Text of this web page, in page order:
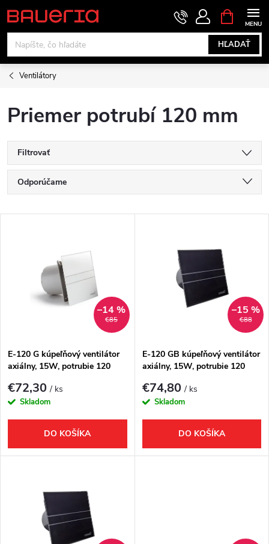
Prejsť
na
obsah
HĽADAŤ
KOŠÍK
Ventilátory
Priemer potrubí 120 mm
Filtrovať
R
a
e
p
r
o
Odporúčame
Najpredávanejšie
Abecedne
s
p
r
€85
–14 %
E-120 G kúpeľňový ventilátor
axiálny, 15W, potrubie 120
€72,30/ ks
Skladom
DO KOŠÍKA
€88
–15 %
E-120 GB kúpeľňový ventilátor
axiálny, 15W, potrubie 120
€74,80/ ks
Skladom
DO KOŠÍKA